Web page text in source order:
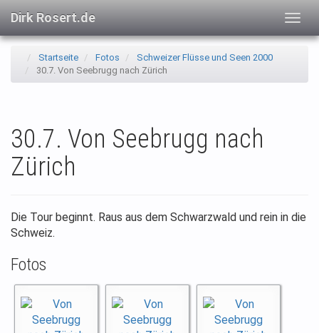
Dirk Rosert.de
Startseite Fotos
Schweizer Flüsse und Seen 2000
30.7. Von Seebrugg nach Zürich
30.7. Von Seebrugg nach
Zürich
Die Tour beginnt. Raus aus dem Schwarzwald und rein in die
Schweiz.
Fotos